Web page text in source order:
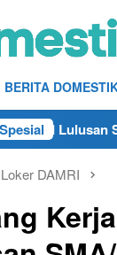
BERITA
SMK Terdekat
Loker DAMRI